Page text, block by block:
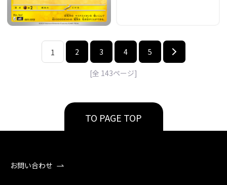
1 2 3 4 5
[全 143ページ]
TO PAGE TOP
お問い合わせ